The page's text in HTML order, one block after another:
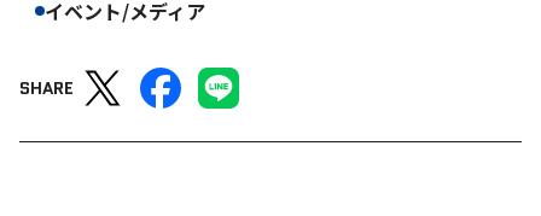
イベント/メディア
SHARE